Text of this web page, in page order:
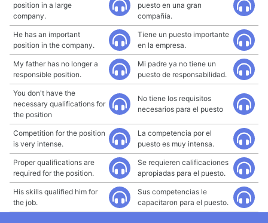
position in a large
company.
puesto en una gran
compañía.
He has an important
position in the company.
Tiene un puesto importante
en la empresa.
My father has no longer a
responsible position.
Mi padre ya no tiene un
puesto de responsabilidad.
You don't have the
necessary qualifications for
the position
No tiene los requisitos
necesarios para el puesto
Competition for the position
is very intense.
La competencia por el
puesto es muy intensa.
Proper qualifications are
required for the position.
Se requieren calificaciones
apropiadas para el puesto.
His skills qualified him for
the job.
Sus competencias le
capacitaron para el puesto.